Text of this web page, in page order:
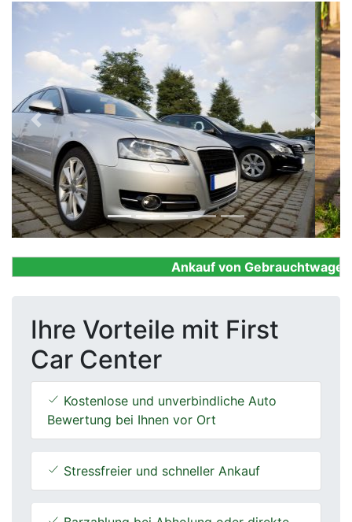
Previous Next
Ankauf von
Ihre Vorteile mit First
Car Center
Kostenlose und unverbindliche Auto
Bewertung bei Ihnen vor Ort
Stressfreier und schneller Ankauf